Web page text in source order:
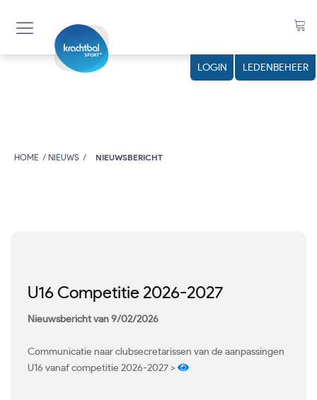
LOGIN LEDENBEHEER
HOME NIEUWS NIEUWSBERICHT
U16 Competitie 2026-2027
Nieuwsbericht van 9/02/2026
Communicatie naar clubsecretarissen van de aanpassingen
U16 vanaf competitie 2026-2027 >